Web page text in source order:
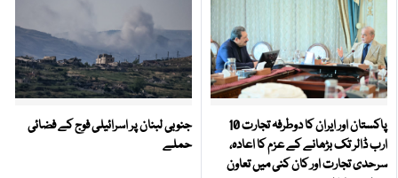
پاکستان اور ایران کا دوطرفہ تجارت 10
ارب ڈالر تک بڑھانے کے عزم کا اعادہ،
سرحدی تجارت اور کان کنی میں تعاون
جنوبی لبنان پر اسرائیلی فوج کے فضائی
حملے